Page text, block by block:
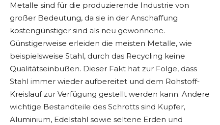
Metalle sind für die produzierende Industrie von
großer Bedeutung, da sie in der Anschaffung
kostengünstiger sind als neu gewonnene.
Günstigerweise erleiden die meisten Metalle, wie
beispielsweise Stahl, durch das Recycling keine
Qualitätseinbußen. Dieser Fakt hat zur Folge, dass
Stahl immer wieder aufbereitet und dem Rohstoff-
Kreislauf zur Verfügung gestellt werden kann. Andere
wichtige Bestandteile des Schrotts sind Kupfer,
Aluminium, Edelstahl sowie seltene Erden und